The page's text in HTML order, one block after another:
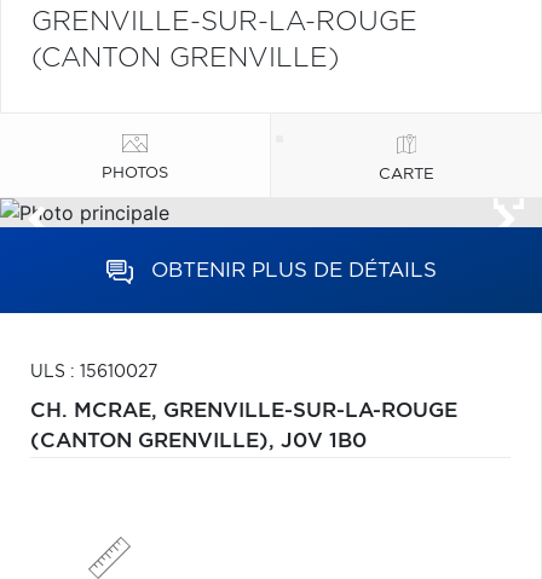
GRENVILLE-SUR-LA-ROUGE
(CANTON GRENVILLE)
PHOTOS CARTE
OBTENIR PLUS DE DÉTAILS
ULS : 15610027
CH. MCRAE, GRENVILLE-SUR-LA-ROUGE
(CANTON GRENVILLE), J0V 1B0